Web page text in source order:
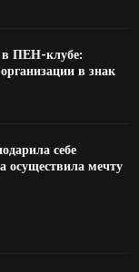
ПЕН-клубе:
в знак
себе
осуществила мечту